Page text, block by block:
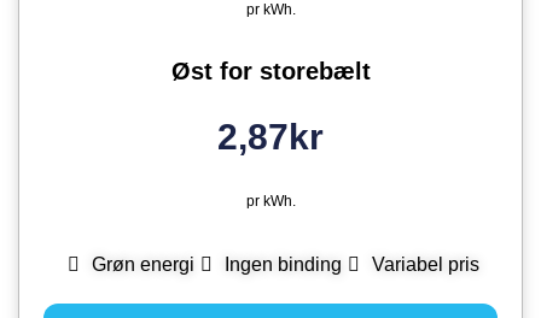
pr kWh.
Øst for storebælt
2,87kr
pr kWh.
Grøn energi Ingen binding Variabel pris